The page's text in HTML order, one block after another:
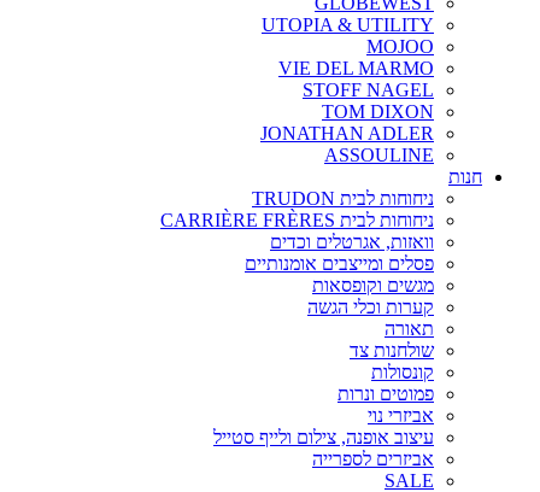
UTOPIA & UTILITY
MOJOO
VIE DEL MARMO
STOFF NAGEL
TOM DIXON
JONATHAN ADLER
ASSOULINE
חנות
ניחוחות לבית TRUDON
ניחוחות לבית CARRIÈRE FRÈRES
וואזות, אגרטלים וכדים
פסלים ומייצבים אומנותיים
מגשים וקופסאות
קערות וכלי הגשה
תאורה
שולחנות צד
קונסולות
פמוטים ונרות
אביזרי נוי
עיצוב אופנה, צילום ולייף סטייל
אביזרים לספרייה
SALE